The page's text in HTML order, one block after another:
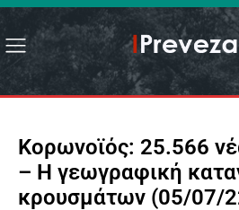
Κορωνοϊός: 25.566
– Η γεωγραφική
κρουσμάτων (05/07/